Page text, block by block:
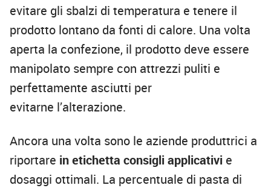
evitare gli sbalzi di temperatura e tenere il
prodotto lontano da fonti di calore. Una volta
aperta la confezione, il prodotto deve essere
manipolato sempre con attrezzi puliti e
perfettamente asciutti per
evitarne l’alterazione.
Ancora una volta sono le aziende produttrici a
riportare in etichetta consigli applicativi e
dosaggi ottimali. La percentuale di pasta di